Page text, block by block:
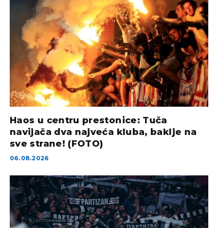
Haos u centru prestonice: Tuča
navijača dva najveća kluba, baklje na
sve strane! (FOTO)
06.08.2026